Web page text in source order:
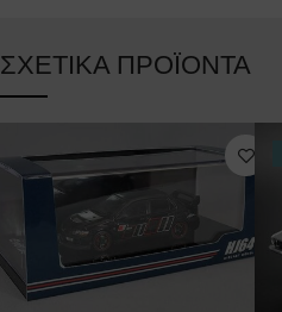
ΣΧΕΤΙΚΆ ΠΡΟΪΌΝΤΑ